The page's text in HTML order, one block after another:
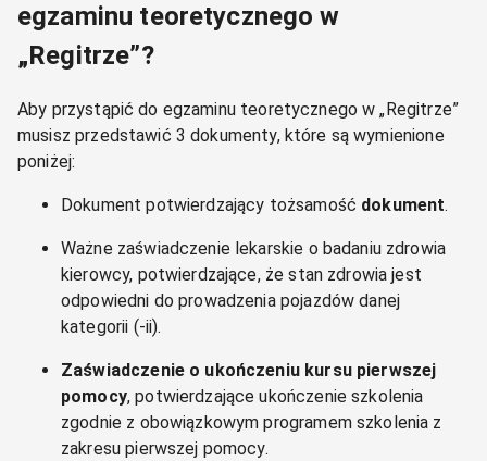
egzaminu teoretycznego w
„Regitrze”?
Aby przystąpić do egzaminu teoretycznego w „Regitrze”
musisz przedstawić 3 dokumenty, które są wymienione
poniżej:
Dokument potwierdzający tożsamość dokument.
Ważne zaświadczenie lekarskie o badaniu zdrowia
kierowcy, potwierdzające, że stan zdrowia jest
odpowiedni do prowadzenia pojazdów danej
kategorii (-ii).
Zaświadczenie o ukończeniu kursu pierwszej
pomocy, potwierdzające ukończenie szkolenia
zgodnie z obowiązkowym programem szkolenia z
zakresu pierwszej pomocy.